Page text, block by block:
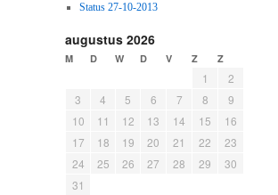
Status 27-10-2013
augustus 2026
M D W D V Z Z
1
2
3
4 5 6 7 8
9
10
11 12 13 14 15
16
17
18 19 20 21 22
23
24
25 26 27 28 29
30
31